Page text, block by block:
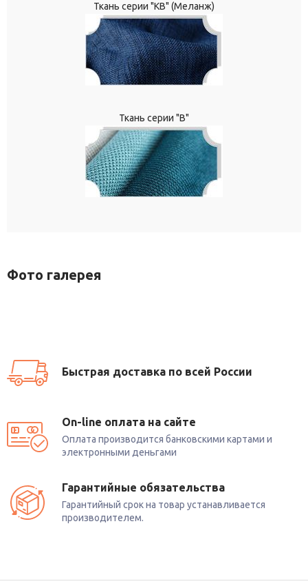
Ткань серии "КВ" (Меланж)
Ткань серии "В"
Фото галерея
Быстрая доставка по всей России
On-line оплата на сайте
Оплата производится банковскими картами и
электронными деньгами
Гарантийные обязательства
Гарантийный срок на товар устанавливается
производителем.